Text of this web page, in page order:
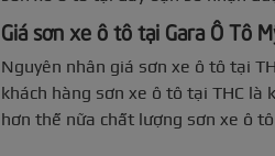
Giá sơn xe ô tô tại Gara Ô Tô
Nguyên nhân giá sơn xe ô tô tại
khách hàng sơn xe ô tô tại THC là
hơn thế nữa chất lượng sơn xe ô